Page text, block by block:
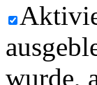
wurde,